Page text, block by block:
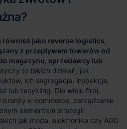
jako reverse logistics,
z przepływem towarów od
magazynu, sprzedawcy lub